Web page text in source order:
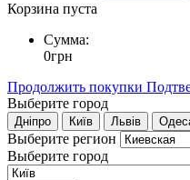
Корзина пуста
Сумма:
0грн
Продолжить покупки
Выберите город
Дніпро Київ Львів
Выберите регион
Выберите город